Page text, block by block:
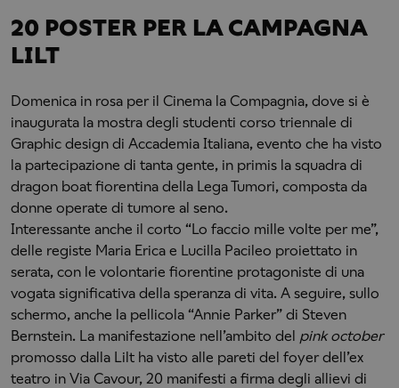
20 POSTER PER LA CAMPAGNA
LILT
Domenica in rosa per il Cinema la Compagnia, dove si è
inaugurata la mostra degli studenti corso triennale di
Graphic design di Accademia Italiana, evento che ha visto
la partecipazione di tanta gente, in primis la squadra di
dragon boat fiorentina della Lega Tumori, composta da
donne operate di tumore al seno.
Interessante anche il corto “Lo faccio mille volte per me”,
delle registe Maria Erica e Lucilla Pacileo proiettato in
serata, con le volontarie fiorentine protagoniste di una
vogata significativa della speranza di vita. A seguire, sullo
schermo, anche la pellicola “Annie Parker” di Steven
Bernstein. La manifestazione nell’ambito del pink october
promosso dalla Lilt ha visto alle pareti del foyer dell’ex
teatro in Via Cavour, 20 manifesti a firma degli allievi di